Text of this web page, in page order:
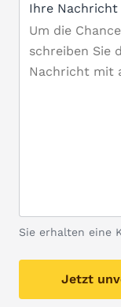
Ihre Nachricht
Sie erhalten eine
Jetzt